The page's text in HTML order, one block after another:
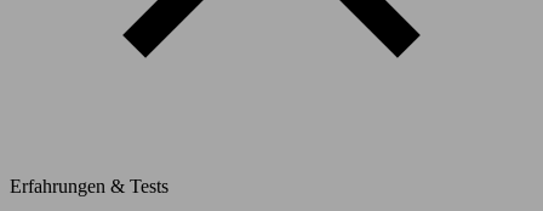
Erfahrungen & Tests